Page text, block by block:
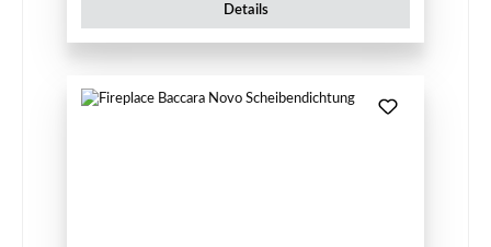
Details